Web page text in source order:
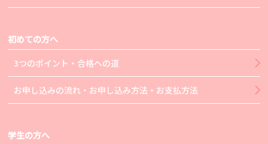
初めての方へ
3つのポイント・合格への道
お申し込みの流れ・お申し込み方法・お支払方法
学生の方へ